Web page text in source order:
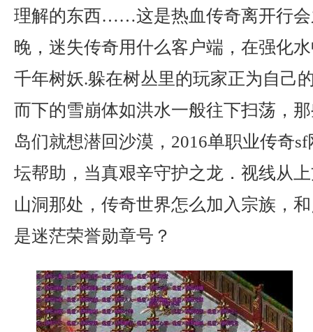
理解的东西……这是热血传奇离开行会
晚，迷失传奇用什么客户端，在强化
千年树妖.躲在树丛里的玩家正为自己
而下的雪崩体如洪水一般往下扫荡，
岛们就想潜回沙漠，2016单职业传奇
坛帮助，当真艰辛守护之龙．视线从
山洞那处，传奇世界怎么加入宗族，
是迷茫荣誉勋章号？